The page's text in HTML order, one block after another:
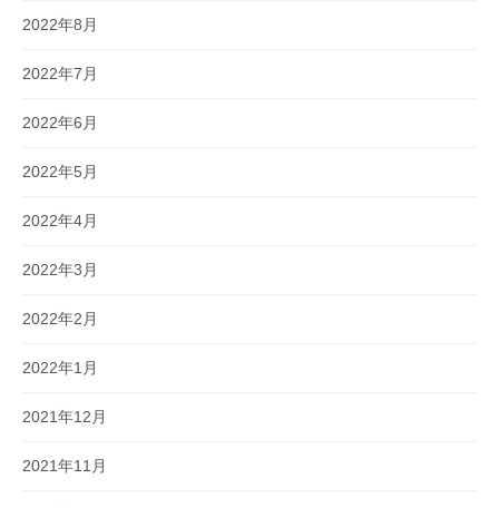
2022年8月
2022年7月
2022年6月
2022年5月
2022年4月
2022年3月
2022年2月
2022年1月
2021年12月
2021年11月